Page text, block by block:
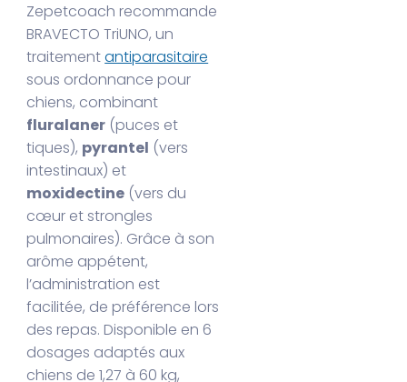
Zepetcoach recommande
BRAVECTO TriUNO, un
traitementantiparasitaire
sous ordonnance pour
chiens, combinant
fluralaner (puces et
tiques), pyrantel (vers
intestinaux) et
moxidectine (vers du
cœur et strongles
pulmonaires). Grâce à son
arôme appétent,
l’administration est
facilitée, de préférence lors
des repas. Disponible en 6
dosages adaptés aux
chiens de 1,27 à 60 kg,